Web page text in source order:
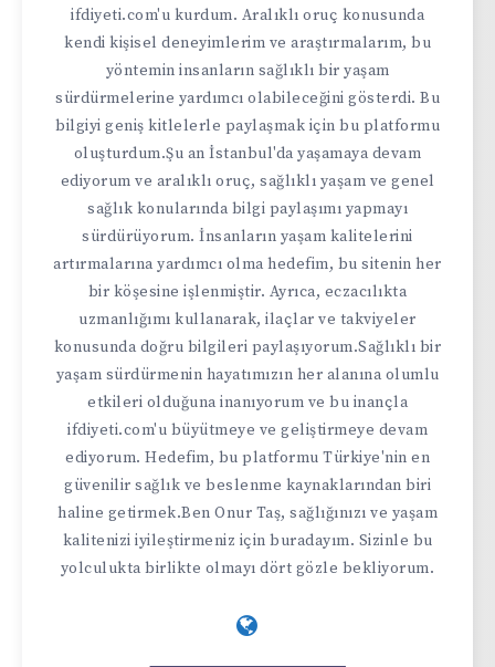
ifdiyeti.com'u kurdum. Aralıklı oruç konusunda
kendi kişisel deneyimlerim ve araştırmalarım, bu
yöntemin insanların sağlıklı bir yaşam
sürdürmelerine yardımcı olabileceğini gösterdi. Bu
bilgiyi geniş kitlelerle paylaşmak için bu platformu
oluşturdum.Şu an İstanbul'da yaşamaya devam
ediyorum ve aralıklı oruç, sağlıklı yaşam ve genel
sağlık konularında bilgi paylaşımı yapmayı
sürdürüyorum. İnsanların yaşam kalitelerini
artırmalarına yardımcı olma hedefim, bu sitenin her
bir köşesine işlenmiştir. Ayrıca, eczacılıkta
uzmanlığımı kullanarak, ilaçlar ve takviyeler
konusunda doğru bilgileri paylaşıyorum.Sağlıklı bir
yaşam sürdürmenin hayatımızın her alanına olumlu
etkileri olduğuna inanıyorum ve bu inançla
ifdiyeti.com'u büyütmeye ve geliştirmeye devam
ediyorum. Hedefim, bu platformu Türkiye'nin en
güvenilir sağlık ve beslenme kaynaklarından biri
haline getirmek.Ben Onur Taş, sağlığınızı ve yaşam
kalitenizi iyileştirmeniz için buradayım. Sizinle bu
yolculukta birlikte olmayı dört gözle bekliyorum.